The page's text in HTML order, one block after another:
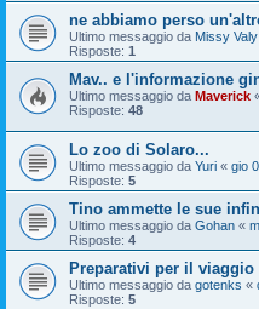
ne abbiamo perso
Ultimo messaggio da Missy Valy
Risposte: 1
Mav.. e l'informazione
Ultimo messaggio da Maverick
Risposte: 48
Lo zoo di Solaro...
Ultimo messaggio da Yuri « gio
Risposte: 5
Tino ammette le sue
Ultimo messaggio da Gohan «
Risposte: 4
Preparativi per il viaggio
Ultimo messaggio da gotenks «
Risposte: 5